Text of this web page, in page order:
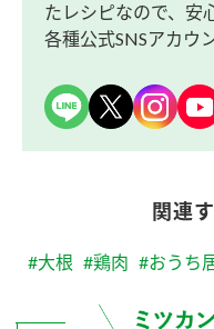
たレシピなので、安
各種公式SNSアカウ
関連
#大根 #鶏肉 #おうち